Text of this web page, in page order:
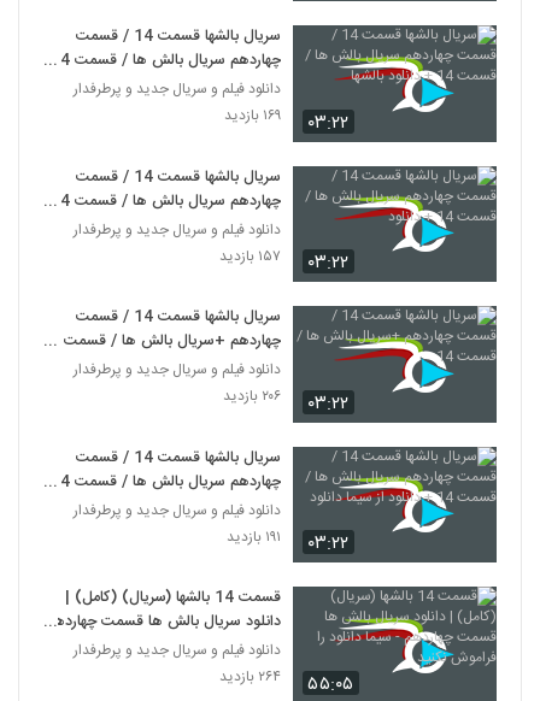
۰۳:۲۲
سریال بالشها قسمت 14 / قسمت
چهاردهم سریال بالش ها / قسمت 14
+ دانلود بالشها
دانلود فیلم و سریال جدید و پرطرفدار
۱۶۹ بازدید
۰۳:۲۲
سریال بالشها قسمت 14 / قسمت
چهاردهم سریال بالش ها / قسمت 14
+ دانلود
دانلود فیلم و سریال جدید و پرطرفدار
۱۵۷ بازدید
۰۳:۲۲
سریال بالشها قسمت 14 / قسمت
چهاردهم +سریال بالش ها / قسمت
14
دانلود فیلم و سریال جدید و پرطرفدار
۲۰۶ بازدید
۰۳:۲۲
سریال بالشها قسمت 14 / قسمت
چهاردهم سریال بالش ها / قسمت 14
+ دانلود از سیما دانلود
دانلود فیلم و سریال جدید و پرطرفدار
۱۹۱ بازدید
۵۵:۰۵
قسمت 14 بالشها (سریال) (کامل) |
دانلود سریال بالش ها قسمت چهاردهم
- سیما دانلود را فراموش نکنید
دانلود فیلم و سریال جدید و پرطرفدار
۲۶۴ بازدید